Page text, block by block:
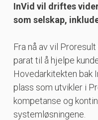
InVid vil driftes
som selskap,
Fra nå av vil
parat til å hjelpe
Hovedarkitekten bak
plass som utvikler i
kompetanse og
systemløsningene.